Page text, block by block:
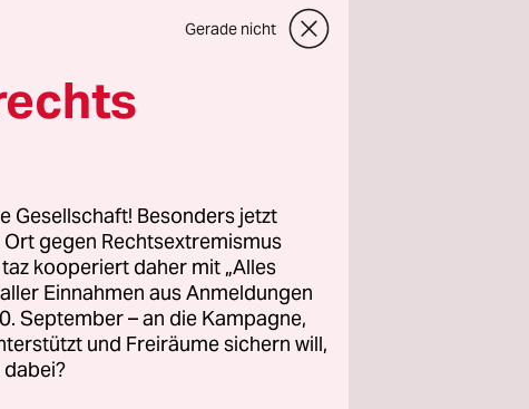
ab sofort
Samstag
das immer
Zuletzt
Sampson
des
verweilt. So
Gerade nicht
Gesellschaft! Besonders jetzt
gegen Rechtsextremismus
kooperiert daher mit „Alles
Einnahmen aus Anmeldungen
September – an die Kampagne,
und Freiräume sichern will,